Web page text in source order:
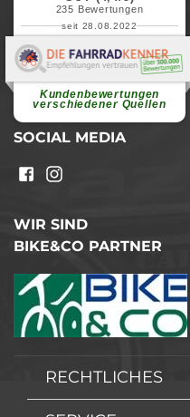
235 Bewertungen
seit 28.08.2022
Kundenbewertungen
verschiedener Quellen
Elvira B.
Superschnelle und freundliche
weiterlesen
SOCIAL MEDIA
WIR SIND
BIKE&CO PARTNER
RECHTLICHES